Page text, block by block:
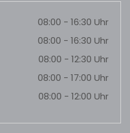
08:00 - 16:30 Uhr
08:00 - 16:30 Uhr
08:00 - 12:30 Uhr
08:00 - 17:00 Uhr
08:00 - 12:00 Uhr